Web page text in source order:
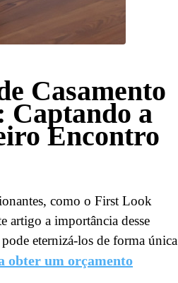
Casamento
Captando a
Encontro
como o First Look
artigo a importância desse
eternizá-los de forma única
obter um orçamento